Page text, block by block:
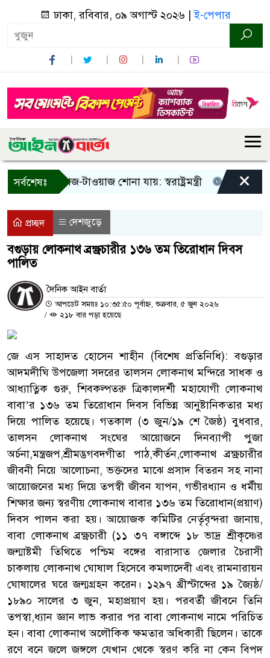
ঢাকা, রবিবার, ০৯ অগাস্ট ২০২৬ |ই-পেপার
সর্বশেষঃ
শুধু আওয়াজ-টাওয়াজ শোনা যায়: স্বরাষ্ট্রমন্ত্রী তিন দিনের
×
প্রচ্ছদ দেশজুড়ে
বগুড়ায় লোকনাথ ব্রক্ষ্রচারীর ১৩৬ তম তিরোধান দিবস
পালিত
দৈনিক আইন বার্তা
আপডেট সময়ঃ ১০:৩৫:৫০ পূর্বাহ্ন, শুক্রবার, ৫ জুন ২০২৬
/
২১৮ বার পড়া হয়েছে
জে এস সাহাদত হোসেন শাহীন (বিশেষ প্রতিনিধি): বগুড়ার
আদমদীঘি উপজেলা সদরের তালসন লোকনাথ মন্দিরে সাধক ও
আধ্যাত্নিক গুরু, শিবকল্পতরু ত্রিকালদর্শী মহাযোগী লোকনাথ
বাবা’র ১৩৬ তম তিরোধান দিবস বিভিন্ন আনুষ্টানিকতার মধ্য
দিয়ে পালিত হয়েছে। গতকাল (৩ জুন/১৯ শে জৈষ্ঠ) বুধবার,
তালসন লোকনাথ সংঘের আয়োজনে দিনব্যাপী পুজা
অর্চনা,মন্ত্রজপ,শ্রীমদ্ভগবদগীতা পাঠ,কীর্তন,লোকনাথ ব্রক্ষ্রচারীর
জীবনী নিয়ে আলোচনা, ভক্তদের মাঝে প্রসাদ বিতরন সহ নানা
আয়োজনের মধ্য দিয়ে তপস্বী জীবন যাপন, গভীরধ্যান ও ধর্মীয়
শিক্ষার জন্য স্বরণীয় লোকনাথ বাবার ১৩৬ তম তিরোধান(প্রয়াণ)
দিবস পালন করা হয়। আয়োজক কমিটির নের্তৃবৃন্দরা জানায়,
বাবা লোকনাথ ব্রক্ষ্রচারী (১১ ৩৭ বঙ্গাব্দে ১৮ ভাদ্র শ্রীকৃষ্ণের
জন্মাষ্টমী তিথিতে পশ্চিম বঙ্গের বারাসাত জেলার চৈরাসী
চাকলায় লোকনাথ ঘোষাল হিসেবে কমলাদেবী এবং রামনারায়ন
ঘোষালের ঘরে জন্মগ্রহন করেন। ১২৯৭ খ্রীস্টাব্দের ১৯ জ্যৈষ্ঠ/
১৮৯০ সালের ৩ জুন, মহাপ্রয়াণ হয়। পরবর্তী জীবনে তিনি
তপস্বা,ধ্যান জ্ঞান লাভ করার পর বাবা লোকনাথ নামে পরিচিত
হন। বাবা লোকনাথ অলৌকিক ক্ষমতার অধিকারী ছিলেন। তাকে
রণে বনে জলে জঙ্গলে যেখান থেকে স্বরণ করি না কেন বিপদ